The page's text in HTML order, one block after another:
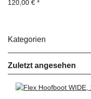
120,00 € *
Kategorien
Zuletzt angesehen